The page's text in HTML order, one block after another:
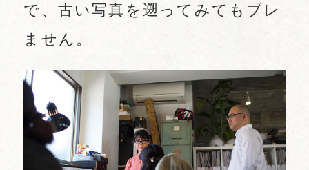
で、古い写真を遡ってみてもブレ
ません。